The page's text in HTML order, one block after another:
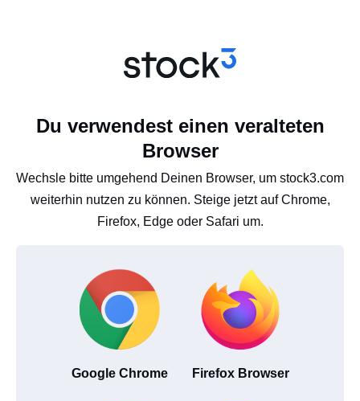
Du verwendest einen veralteten
Browser
Wechsle bitte umgehend Deinen Browser, um stock3.com
weiterhin nutzen zu können. Steige jetzt auf Chrome,
Firefox, Edge oder Safari um.
Google Chrome Firefox Browser